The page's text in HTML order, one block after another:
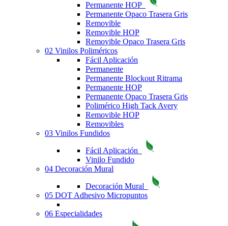
Permanente HOP
Permanente Opaco Trasera Gris
Removible
Removible HOP
Removible Opaco Trasera Gris
02 Vinilos Poliméricos
Fácil Aplicación
Permanente
Permanente Blockout Ritrama
Permanente HOP
Permanente Opaco Trasera Gris
Polimérico High Tack Avery
Removible HOP
Removibles
03 Vinilos Fundidos
Fácil Aplicación
Vinilo Fundido
04 Decoración Mural
Decoración Mural
05 DOT Adhesivo Micropuntos
06 Especialidades